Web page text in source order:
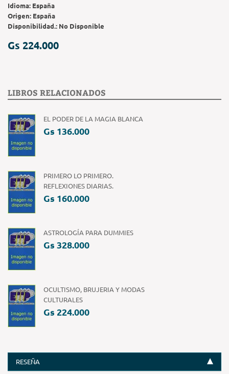
Idioma: España
Origen: España
Disponibilidad.: No Disponible
Gs 224.000
LIBROS RELACIONADOS
EL PODER DE LA MAGIA BLANCA
Gs 136.000
PRIMERO LO PRIMERO.
REFLEXIONES DIARIAS.
Gs 160.000
ASTROLOGÍA PARA DUMMIES
Gs 328.000
OCULTISMO, BRUJERIA Y MODAS
CULTURALES
Gs 224.000
RESEÑA